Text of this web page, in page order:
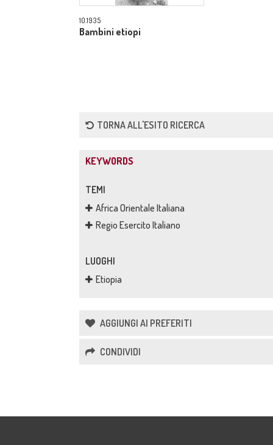
10.1935
Bambini etiopi
TORNA ALL'ESITO RICERCA
KEYWORDS
TEMI
Africa Orientale Italiana
Regio Esercito Italiano
LUOGHI
Etiopia
AGGIUNGI AI PREFERITI
CONDIVIDI